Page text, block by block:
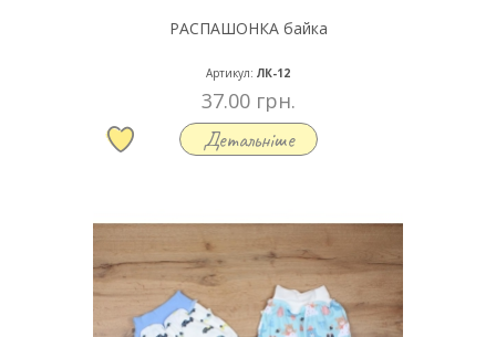
РАСПАШОНКА байка
Артикул: ЛК-12
37.00 грн.
Детальніше